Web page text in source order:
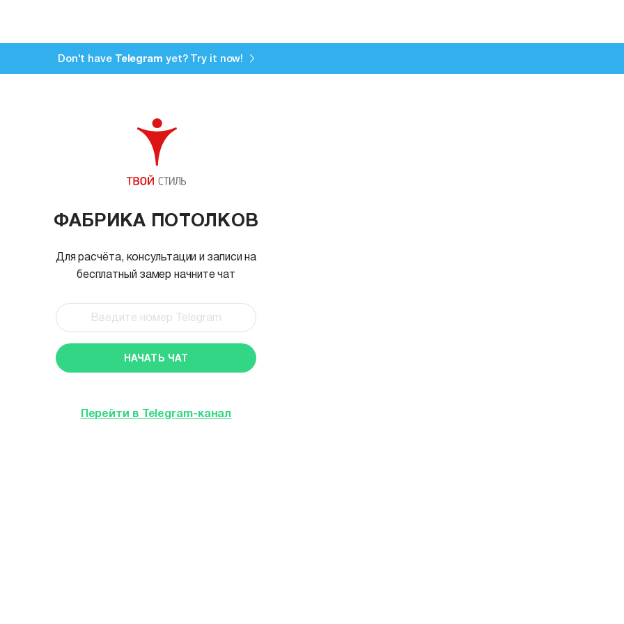
Don't have Telegram yet? Try it now!
ФАБРИКА ПОТОЛКОВ
Для расчёта, консультации и записи на
бесплатный замер начните чат
НАЧАТЬ ЧАТ
Перейти в Telegram-канал